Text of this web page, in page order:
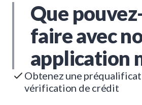
Que
faire avec
application
Obtenez une
vérification de crédit